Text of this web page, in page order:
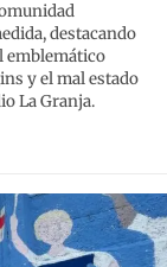
destacando
emblemático
y el mal estado
La Granja.